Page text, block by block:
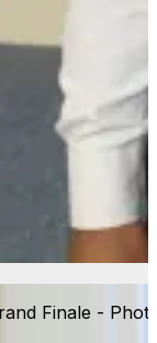
Finale -